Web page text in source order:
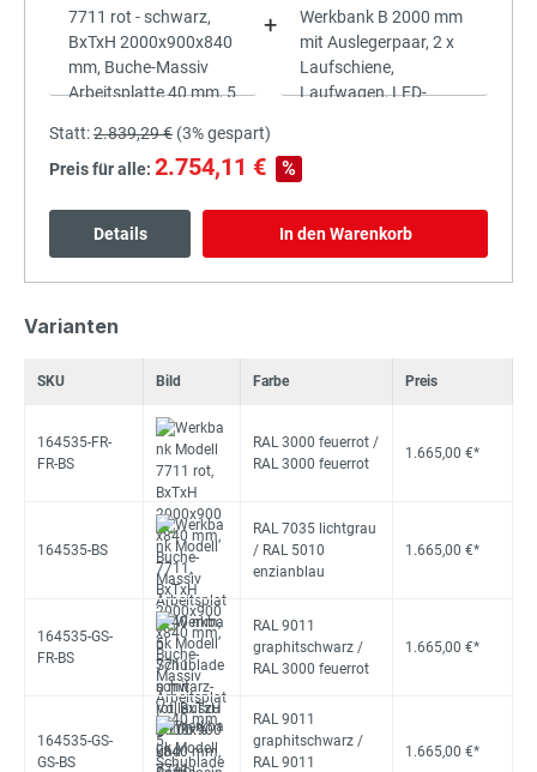
+
Statt:2.839,29 € (3%gespart)
Preis für alle: 2.754,11 € %
Details In den Warenkorb
Varianten
SKU Bild Farbe Preis
164535-FR-
FR-BS
RAL 3000 feuerrot /
RAL 3000 feuerrot
1.665,00 €*
164535-BS
RAL 7035 lichtgrau
/ RAL 5010
enzianblau
1.665,00 €*
164535-GS-
FR-BS
RAL 9011
graphitschwarz /
RAL 3000 feuerrot
1.665,00 €*
164535-GS-
GS-BS
RAL 9011
graphitschwarz /
RAL 9011
1.665,00 €*